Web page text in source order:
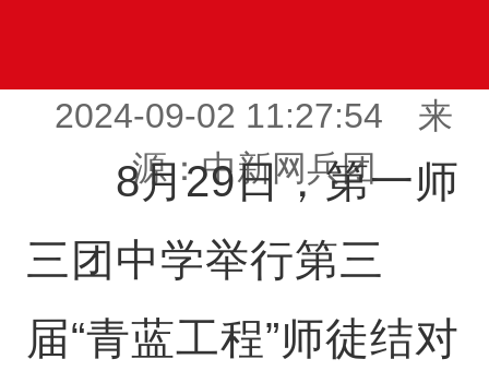
2024-09-02 11:27:54 来
源：中新网兵团
8月29日，第一师
三团中学举行第三
届“青蓝工程”师徒结对